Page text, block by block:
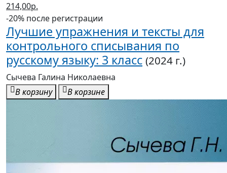
214,00р.
-20% после регистрации
Лучшие упражнения и тексты для
контрольного списывания по
русскому языку: 3 класс (2024 г.)
Сычева Галина Николаевна
В корзину
В корзине